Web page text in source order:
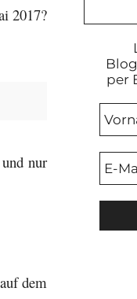
2017?
nur
dem
per